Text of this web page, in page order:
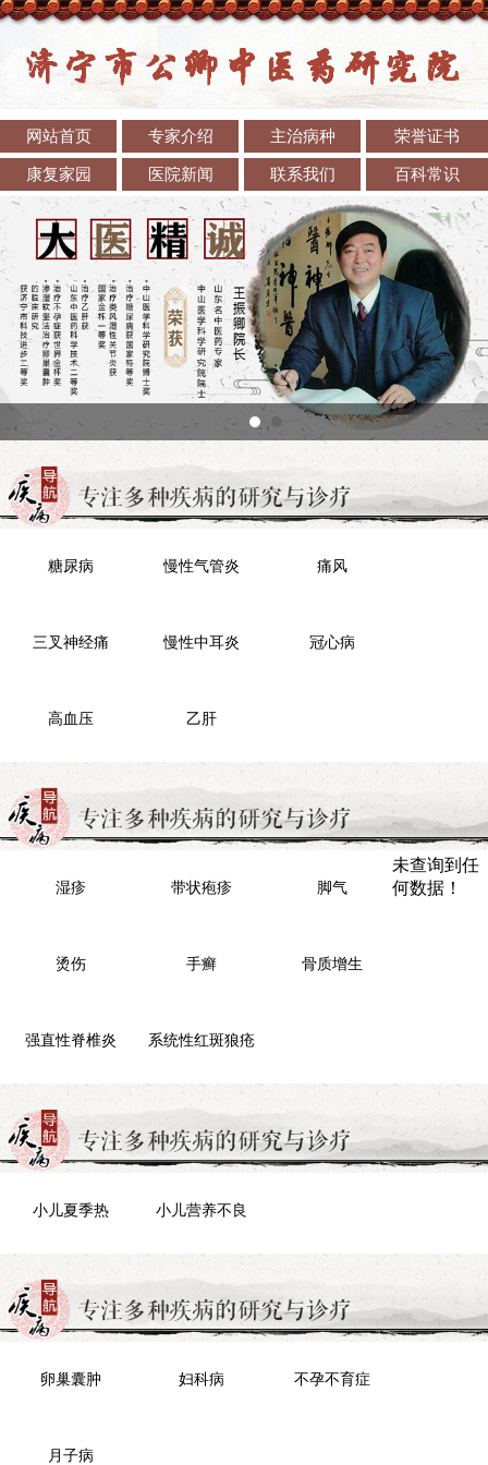
网站首页 专家介绍 主治病种 荣誉证书
康复家园 医院新闻 联系我们 百科常识
糖尿病 慢性气管炎 痛风
三叉神经痛 慢性中耳炎 冠心病
高血压 乙肝
湿疹 带状疱疹 脚气
烫伤 手癣 骨质增生
强直性脊椎炎 系统性红斑狼疮
未查询到任
何数据！
小儿夏季热 小儿营养不良
卵巢囊肿 妇科病 不孕不育症
月子病